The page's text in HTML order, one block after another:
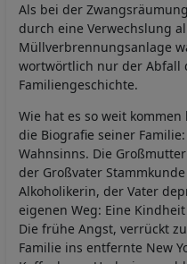
Als bei der
durch eine Verwechslung
Müllverbrennungsanlage
wortwörtlich nur der Abfall
Familiengeschichte.
Wie hat es so weit
die Biografie seiner
Wahnsinns. Die
der Großvater
Alkoholikerin, der Vater
eigenen Weg: Eine
Die frühe Angst, verrückt
Familie ins entfernte New